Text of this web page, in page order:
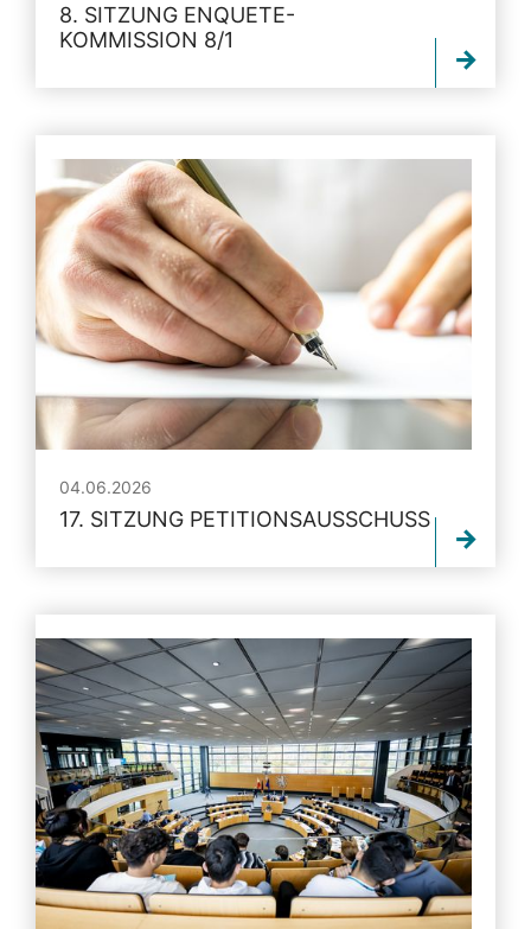
8. SITZUNG ENQUETE-
KOMMISSION 8/1
04.06.2026
17. SITZUNG PETITIONSAUSSCHUSS